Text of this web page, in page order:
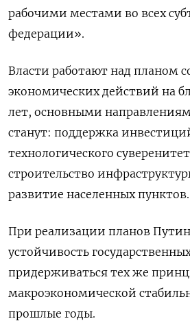
рабочими местами во всех
федерации».
Власти работают над планом
экономических действий на
лет, основными
станут: поддержка
технологического
строительство
развитие населенных пунктов.
При реализации планов Путин
устойчивость
придерживаться тех же
макроэкономической
прошлые годы.